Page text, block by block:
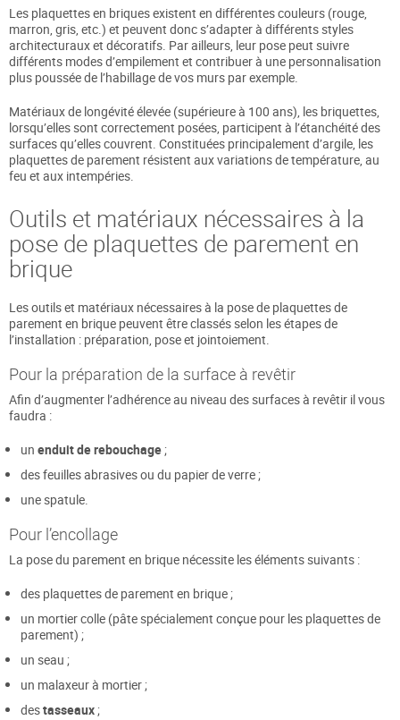
Les plaquettes en briques existent en différentes couleurs (rouge,
marron, gris, etc.) et peuvent donc s’adapter à différents styles
architecturaux et décoratifs. Par ailleurs, leur pose peut suivre
différents modes d’empilement et contribuer à une personnalisation
plus poussée de l’habillage de vos murs par exemple.
Matériaux de longévité élevée (supérieure à 100 ans), les briquettes,
lorsqu’elles sont correctement posées, participent à l’étanchéité des
surfaces qu’elles couvrent. Constituées principalement d’argile, les
plaquettes de parement résistent aux variations de température, au
feu et aux intempéries.
Outils et matériaux nécessaires à la
pose de plaquettes de parement en
brique
Les outils et matériaux nécessaires à la pose de plaquettes de
parement en brique peuvent être classés selon les étapes de
l’installation : préparation, pose et jointoiement.
Pour la préparation de la surface à revêtir
Afin d’augmenter l’adhérence au niveau des surfaces à revêtir il vous
faudra :
un enduit de rebouchage ;
des feuilles abrasives ou du papier de verre ;
une spatule.
Pour l’encollage
La pose du parement en brique nécessite les éléments suivants :
des plaquettes de parement en brique ;
un mortier colle (pâte spécialement conçue pour les plaquettes de
parement) ;
un seau ;
un malaxeur à mortier ;
destasseaux ;